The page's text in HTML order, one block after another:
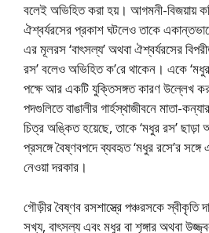
বলেই অভিহিত করা হয়। আগমনী-বিজয়ায়
ঐশ্বর্যরসের প্রকাশ ঘটলেও তাকে
এর মূলরস ‘বাৎসল্য’‌ অথবা ঐশ্বর্যরসের
রস’ বলেও অভিহিত ক’রে থাকেন।‌ একে
পক্ষে আর একটি যুক্তিসঙ্গত কারণ উল্লেখ
পদগুলিতে বাঙালীর গার্হস্থাজীবনে মাতা-
চিত্র অঙ্কিত হয়েছে, তাকে ‘মধুর রস’
প্রসঙ্গে বৈষ্ণবপদে ব্যবহৃত ‘মধুর রসে’র সঙ্গে
নেওয়া দরকার।
গৌড়ীর বৈষ্ণব রসশাস্ত্রে পঞ্চরসকে স্বীকৃতি
সখ্য, বাৎসল্য এবং মধুর বা শৃঙ্গার অথবা